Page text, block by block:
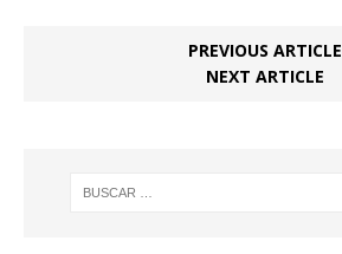
PREVIOUS ARTICLE
NEXT ARTICLE